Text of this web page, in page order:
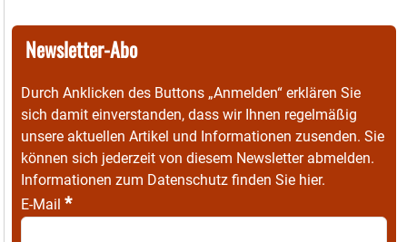
Newsletter-Abo
Durch Anklicken des Buttons „Anmelden“ erklären Sie
sich damit einverstanden, dass wir Ihnen regelmäßig
unsere aktuellen Artikel und Informationen zusenden. Sie
können sich jederzeit von diesem Newsletter abmelden.
Informationen zum Datenschutz finden Sie hier.
E-Mail *